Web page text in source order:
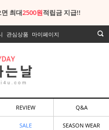
최대2500원적립금 지급!!
관심상품 마이페이지
REVIEW Q&A
SALE SEASON WEAR